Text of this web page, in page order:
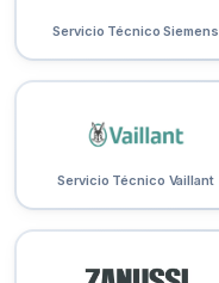
Servicio Técnico Siemens
Servicio Técnico Vaillant